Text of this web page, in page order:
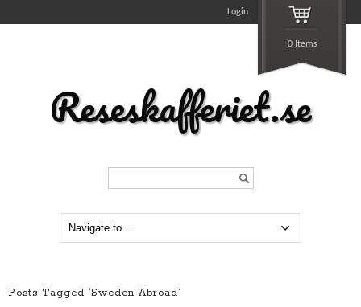
Login
0 Items
Reseskafferiet.se
Posts Tagged ‘Sweden Abroad’